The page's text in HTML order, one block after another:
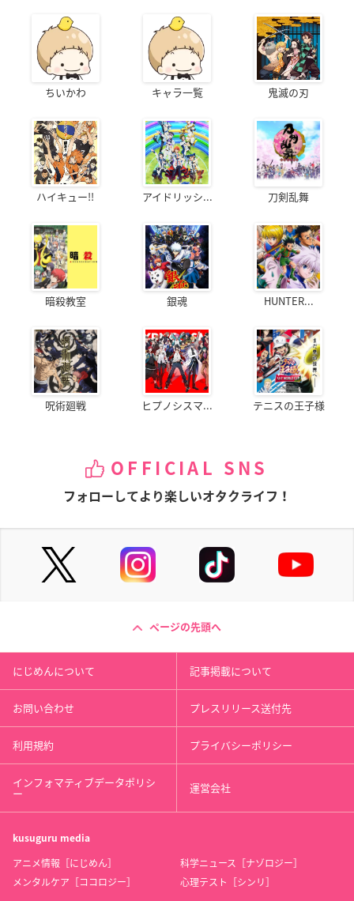
ちいかわ キャラ一覧 鬼滅の刃
ハイキュー!! アイドリッシ... 刀剣乱舞
暗殺教室 銀魂 HUNTER...
呪術廻戦 ヒプノシスマ... テニスの王子様
OFFICIAL SNS
フォローしてより楽しいオタクライフ！
ページの先頭へ
にじめんについて 記事掲載について
お問い合わせ プレスリリース送付先
利用規約 プライバシーポリシー
インフォマティブデータポリシ
ー 運営会社
kusuguru media
アニメ情報［にじめん］
科学ニュース［ナゾロジー］
メンタルケア［ココロジー］
心理テスト［シンリ］